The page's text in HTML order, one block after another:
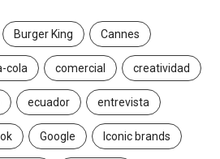
Burger King Cannes
cola comercial creatividad
ecuador entrevista
Google Iconic brands